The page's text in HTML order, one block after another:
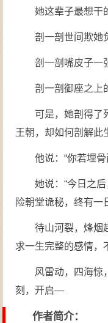
她这辈子最想干
剖一剖世间欺她
剖一剖嘴皮子一
剖一剖御座之
可是，她剖得了
王朝，却如何剖解此
他说：“你若埋
她说：“今日之
险朝堂诡秘，终有一
待山河裂，烽烟
求一生完整的感情，
风雷动，四海惊
刻，开启—
作者简介：